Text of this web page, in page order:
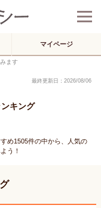
マイページ
ます
最終更新日：2026/08/06
キング
め1505件の中から、人気の
う！